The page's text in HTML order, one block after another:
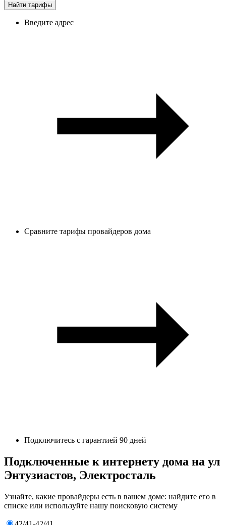
Найти тарифы
Введите адрес
Сравните тарифы провайдеров дома
Подключитесь с гарантией 90 дней
Подключенные к интернету дома на ул
Энтузиастов, Электросталь
Узнайте, какие провайдеры есть в вашем доме: найдите его в
списке или используйте нашу поисковую систему